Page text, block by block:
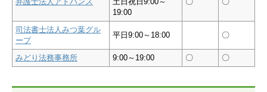
19:00
司法書士法人みつ葉グル
ープ
平日9:00～18:00 〇
みどり法務事務所 9:00～19:00 〇 〇